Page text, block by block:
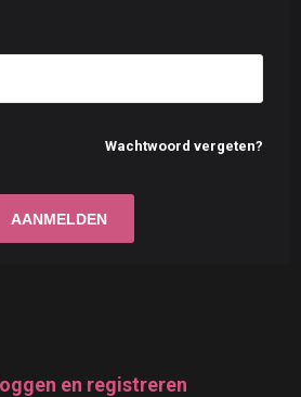
Wachtwoord vergeten?
en registreren